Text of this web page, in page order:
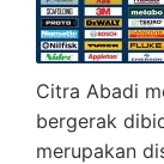
Citra Abadi
bergerak
merupakan